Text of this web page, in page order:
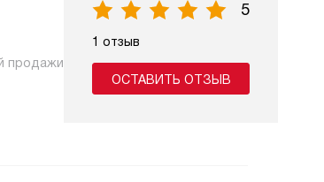
продажи
5
1 отзыв
ОСТАВИТЬ ОТЗЫВ